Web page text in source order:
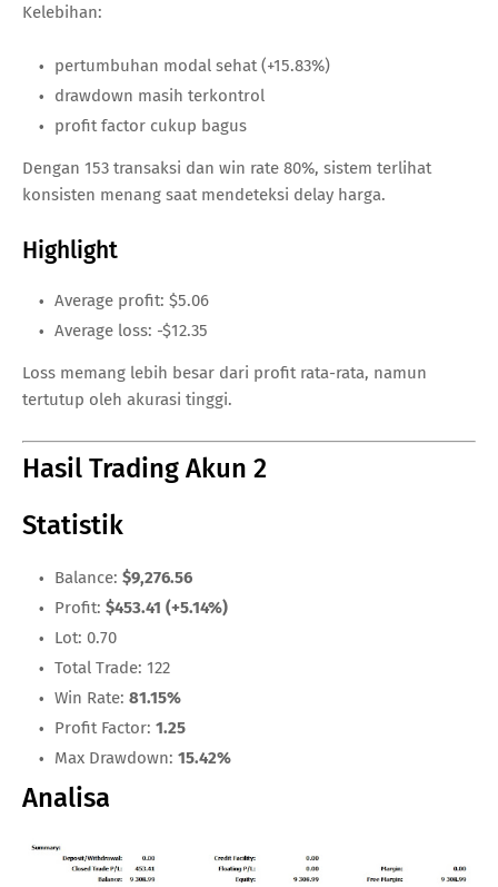
Kelebihan:
pertumbuhan modal sehat (+15.83%)
drawdown masih terkontrol
profit factor cukup bagus
Dengan 153 transaksi dan win rate 80%, sistem terlihat
konsisten menang saat mendeteksi delay harga.
Highlight
Average profit: $5.06
Average loss: -$12.35
Loss memang lebih besar dari profit rata-rata, namun
tertutup oleh akurasi tinggi.
Hasil Trading Akun 2
Statistik
Balance: $9,276.56
Profit: $453.41 (+5.14%)
Lot: 0.70
Total Trade: 122
Win Rate: 81.15%
Profit Factor: 1.25
Max Drawdown: 15.42%
Analisa